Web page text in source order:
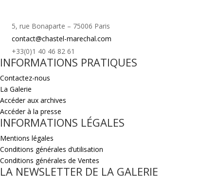
5, rue Bonaparte – 75006 Paris
contact@chastel-marechal.com
+33(0)1 40 46 82 61
INFORMATIONS PRATIQUES
Contactez-nous
La Galerie
Accéder aux archives
Accéder à la presse
INFORMATIONS LÉGALES
Mentions légales
Conditions générales d’utilisation
Conditions générales de Ventes
LA NEWSLETTER DE LA GALERIE